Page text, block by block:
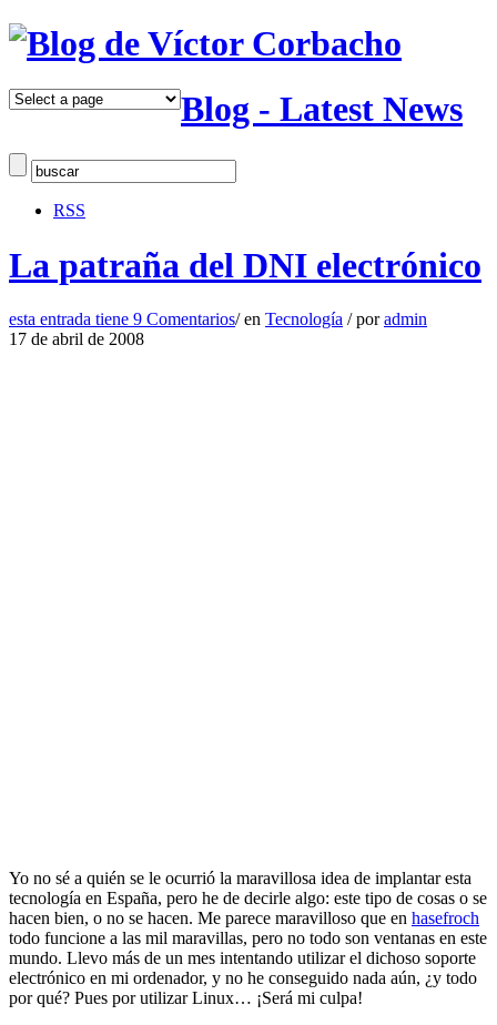
Blog - Latest News
RSS
La patraña del DNI electrónico
esta entrada tiene 9 Comentarios/ en Tecnología / poradmin
17 de abril de 2008
Yo no sé a quién se le ocurrió la maravillosa idea de implantar esta
tecnología en España, pero he de decirle algo: este tipo de cosas o se
hacen bien, o no se hacen. Me parece maravilloso que en hasefroch
todo funcione a las mil maravillas, pero no todo son ventanas en este
mundo. Llevo más de un mes intentando utilizar el dichoso soporte
electrónico en mi ordenador, y no he conseguido nada aún, ¿y todo
por qué? Pues por utilizar Linux… ¡Será mi culpa!